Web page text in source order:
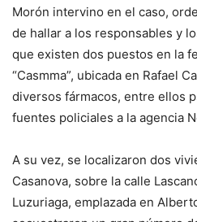
Morón intervino en el caso,
de hallar a los responsables y
que existen dos puestos en la
“Casmma”, ubicada en Rafael
diversos fármacos, entre ellos
fuentes policiales a la agencia
A su vez, se localizaron dos
Casanova, sobre la calle
Luzuriaga, emplazada en